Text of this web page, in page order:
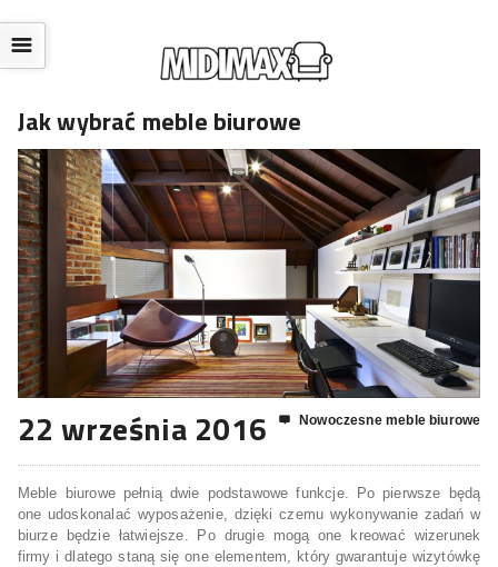
☰
Jak wybrać meble biurowe
22 września 2016  Nowoczesne meble biurowe
Meble biurowe pełnią dwie podstawowe funkcje. Po pierwsze będą
one udoskonalać wyposażenie, dzięki czemu wykonywanie zadań w
biurze będzie łatwiejsze. Po drugie mogą one kreować wizerunek
firmy i dlatego staną się one elementem, który gwarantuje wizytówkę